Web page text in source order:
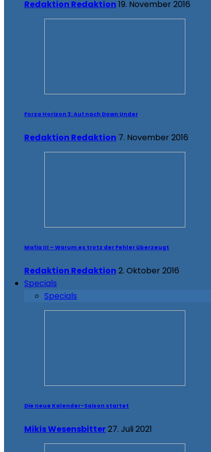
Redaktion Redaktion 19. November 2016
Forza Horizon 3: Auf nach Down Under
Redaktion Redaktion 7. November 2016
Mafia III – Warum es trotz der Fehler überzeugt
Redaktion Redaktion 2. Oktober 2016
Specials
Specials
Die neue Kalender-Saison startet
Mikis Wesensbitter27. Juli 2021